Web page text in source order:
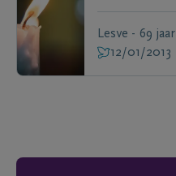
Lesve - 69 jaar
12/01/2013